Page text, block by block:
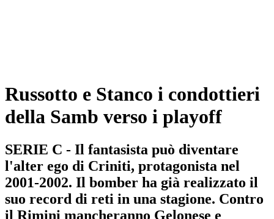
Russotto e Stanco i condottieri
della Samb verso i playoff
SERIE C - Il fantasista può diventare
l'alter ego di Criniti, protagonista nel
2001-2002. Il bomber ha già realizzato il
suo record di reti in una stagione. Contro
il Rimini mancheranno Gelonese e